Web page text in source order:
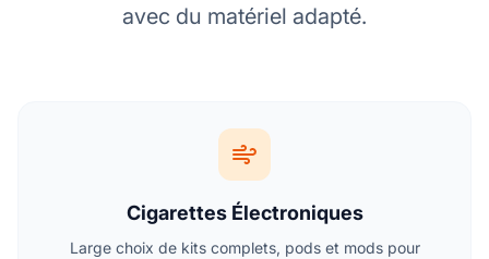
avec du matériel adapté.
Cigarettes Électroniques
Large choix de kits complets, pods et mods pour